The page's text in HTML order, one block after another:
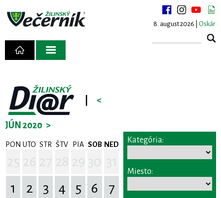
8. august 2026 | Oskár
<
JÚN 2020 >
PON UTO STR ŠTV PIA SOB NED
1
2 3 4 5 6
7
Kategória:
Miesto: